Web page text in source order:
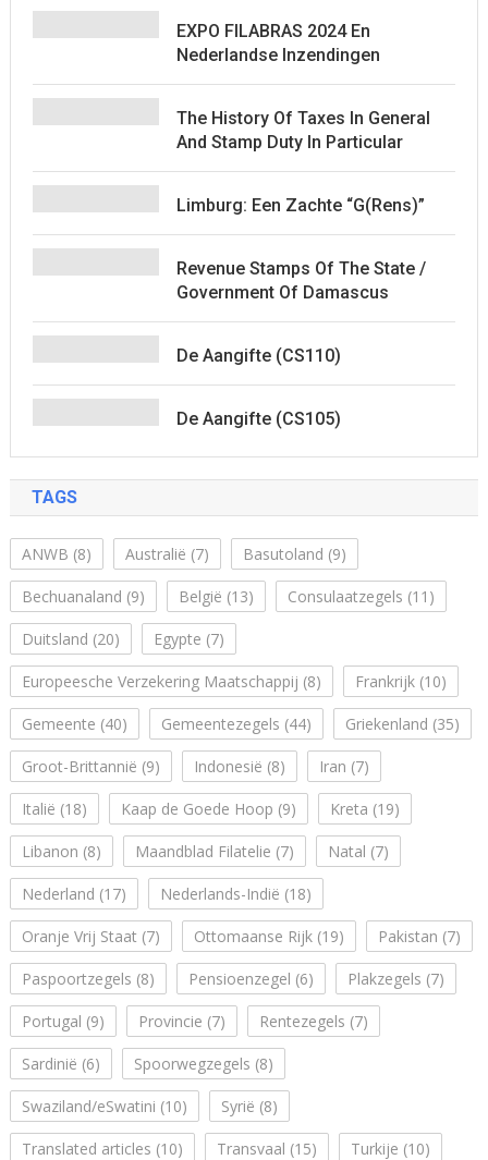
EXPO FILABRAS 2024 En
Nederlandse Inzendingen
The History Of Taxes In General
And Stamp Duty In Particular
Limburg: Een Zachte “G(rens)”
Revenue Stamps Of The State /
Government Of Damascus
De Aangifte (CS110)
De Aangifte (CS105)
TAGS
ANWB (8) Australië (7) Basutoland (9)
Bechuanaland (9) België (13) Consulaatzegels (11)
Duitsland (20) Egypte (7)
Europeesche Verzekering Maatschappij (8) Frankrijk(10)
Gemeente (40) Gemeentezegels (44) Griekenland (35)
Groot-Brittannië (9) Indonesië (8) Iran (7)
Italië (18) Kaap de Goede Hoop (9) Kreta (19)
Libanon (8) Maandblad Filatelie (7) Natal (7)
Nederland (17) Nederlands-Indië (18)
Oranje Vrij Staat (7) Ottomaanse Rijk(19) Pakistan (7)
Paspoortzegels (8) Pensioenzegel (6) Plakzegels (7)
Portugal (9) Provincie (7) Rentezegels (7)
Sardinië (6) Spoorwegzegels (8)
Swaziland/eSwatini (10) Syrië (8)
Translated articles (10) Transvaal (15) Turkije (10)